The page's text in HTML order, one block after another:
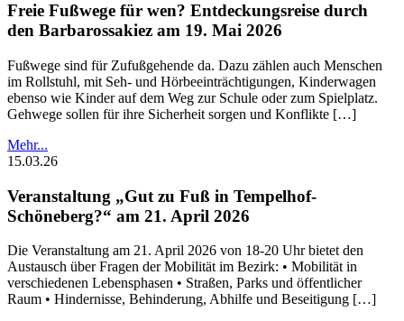
Freie Fußwege für wen? Entdeckungsreise durch
den Barbarossakiez am 19. Mai 2026
Fußwege sind für Zufußgehende da. Dazu zählen auch Menschen
im Rollstuhl, mit Seh- und Hörbeeinträchtigungen, Kinderwagen
ebenso wie Kinder auf dem Weg zur Schule oder zum Spielplatz.
Gehwege sollen für ihre Sicherheit sorgen und Konflikte […]
Mehr...
15.03.26
Veranstaltung „Gut zu Fuß in Tempelhof-
Schöneberg?“ am 21. April 2026
Die Veranstaltung am 21. April 2026 von 18-20 Uhr bietet den
Austausch über Fragen der Mobilität im Bezirk: • Mobilität in
verschiedenen Lebensphasen • Straßen, Parks und öffentlicher
Raum • Hindernisse, Behinderung, Abhilfe und Beseitigung […]